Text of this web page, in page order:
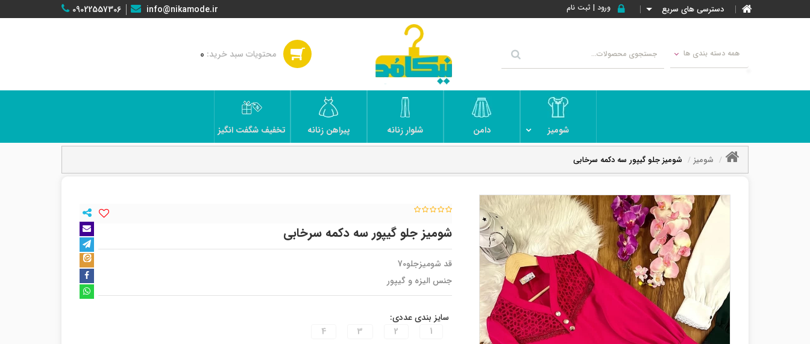
دسترسی های سریع ورود | ثبت نام 09022557306 info@nikamode.ir
همه دسته بندی ها 0
شومیز دامن شلوار زنانه پیراهن زنانه تخفیف شگفت انگیز
شومیز شومیز جلو گیپور سه دکمه سرخابی
شومیز جلو گیپور سه دکمه سرخابی
قد شومیزجلو70
جنس الیزه و گیپور
سایز بندی عددی:
1
2
3
4